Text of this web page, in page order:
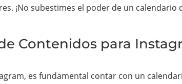
¡No subestimes el poder de un calendario
Contenidos para
es fundamental contar con un